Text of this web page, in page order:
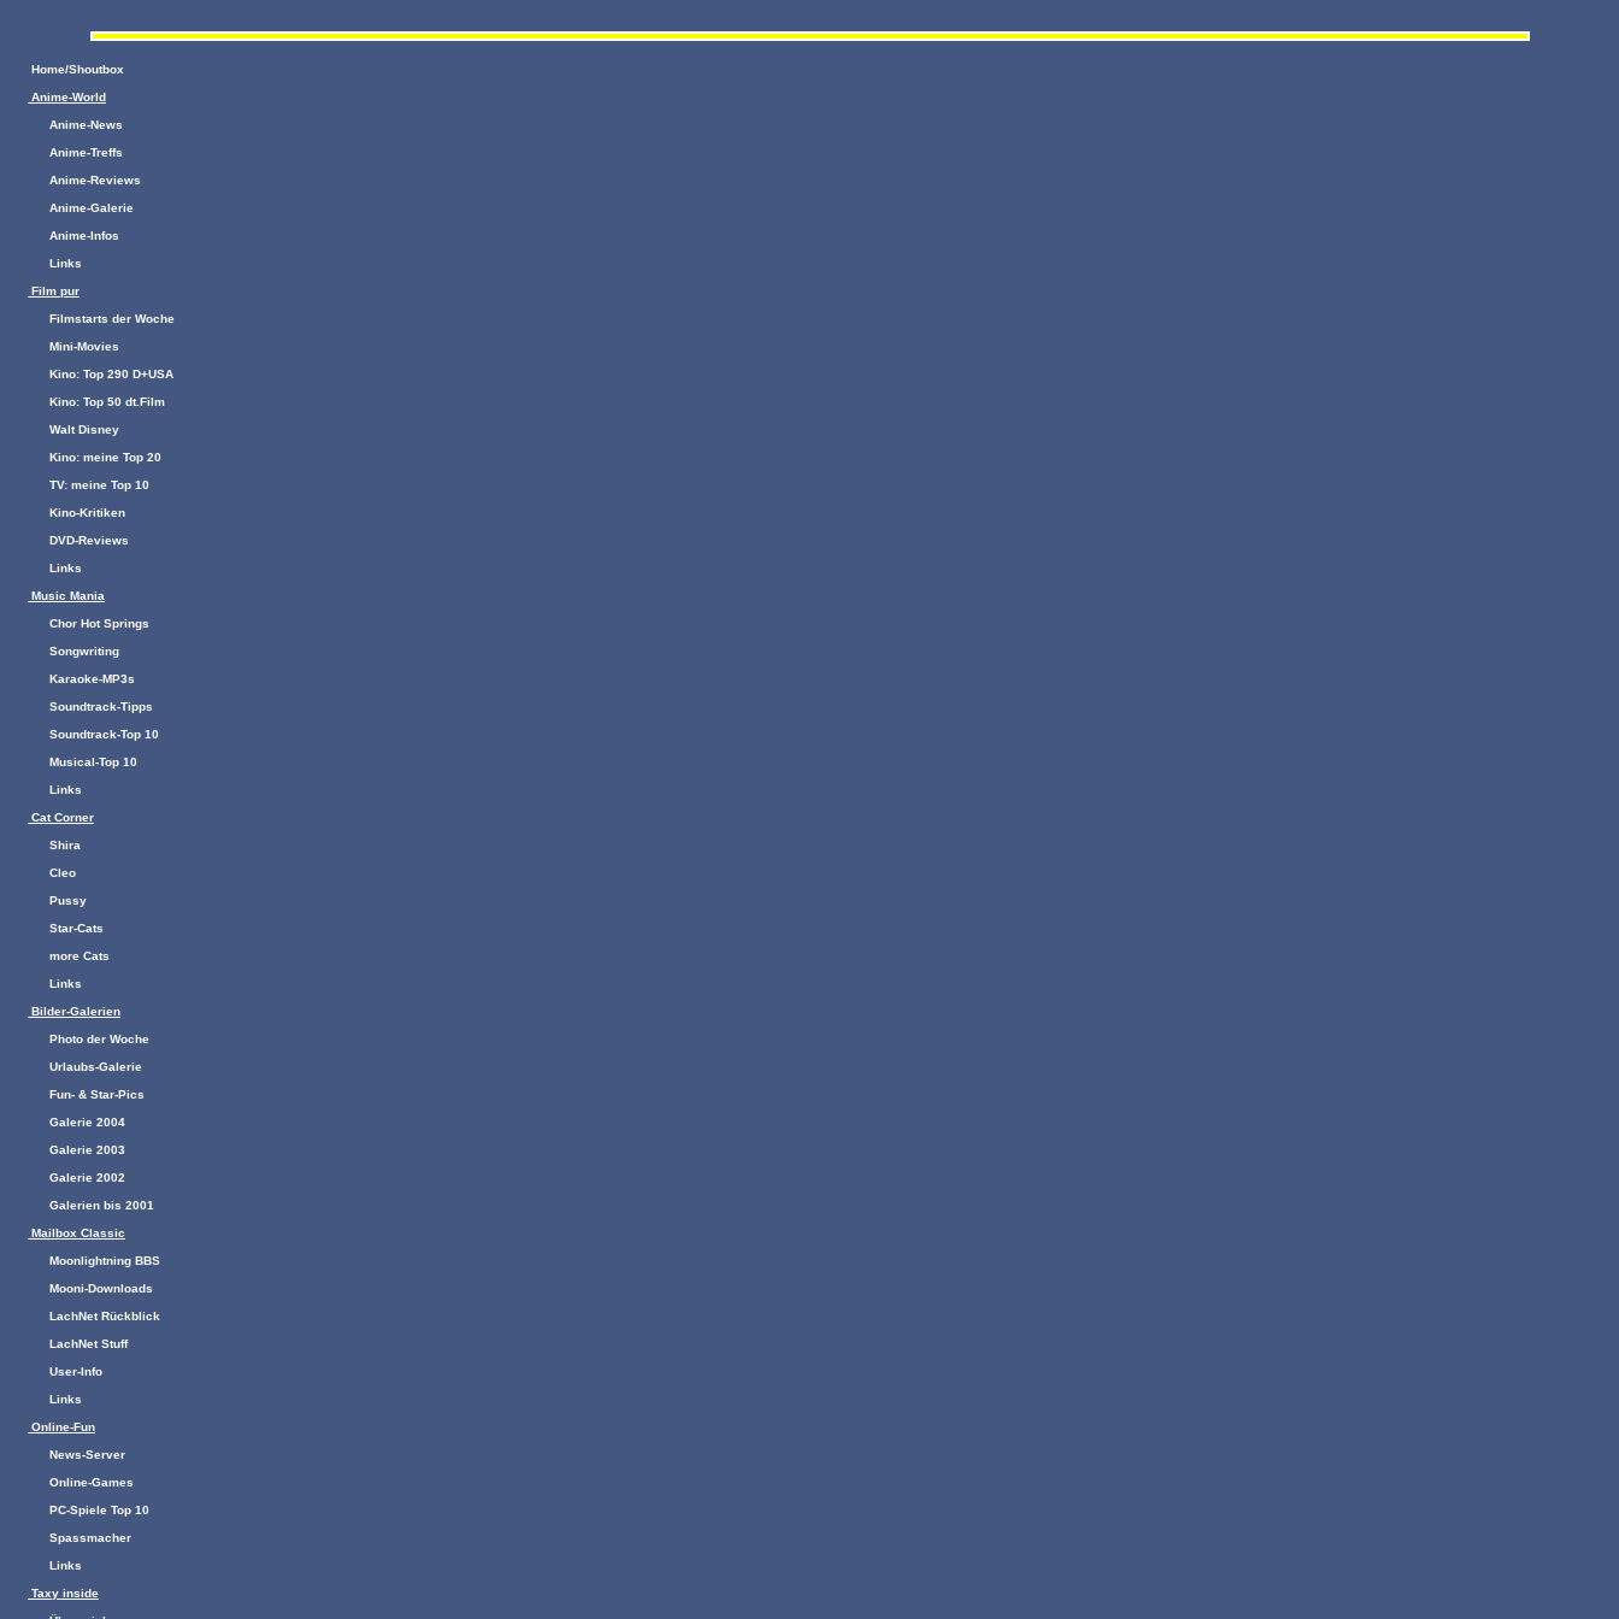
Home/Shoutbox
Anime-World
Anime-News
Anime-Treffs
Anime-Reviews
Anime-Galerie
Anime-Infos
Links
Film pur
Filmstarts der Woche
Mini-Movies
Kino: Top 290 D+USA
Kino: Top 50 dt.Film
Walt Disney
Kino: meine Top 20
TV: meine Top 10
Kino-Kritiken
DVD-Reviews
Links
Music Mania
Chor Hot Springs
Songwriting
Karaoke-MP3s
Soundtrack-Tipps
Soundtrack-Top 10
Musical-Top 10
Links
Cat Corner
Shira
Cleo
Pussy
Star-Cats
more Cats
Links
Bilder-Galerien
Photo der Woche
Urlaubs-Galerie
Fun- & Star-Pics
Galerie 2004
Galerie 2003
Galerie 2002
Galerien bis 2001
Mailbox Classic
Moonlightning BBS
Mooni-Downloads
LachNet Rückblick
LachNet Stuff
User-Info
Links
Online-Fun
News-Server
Online-Games
PC-Spiele Top 10
Spassmacher
Links
Taxy inside